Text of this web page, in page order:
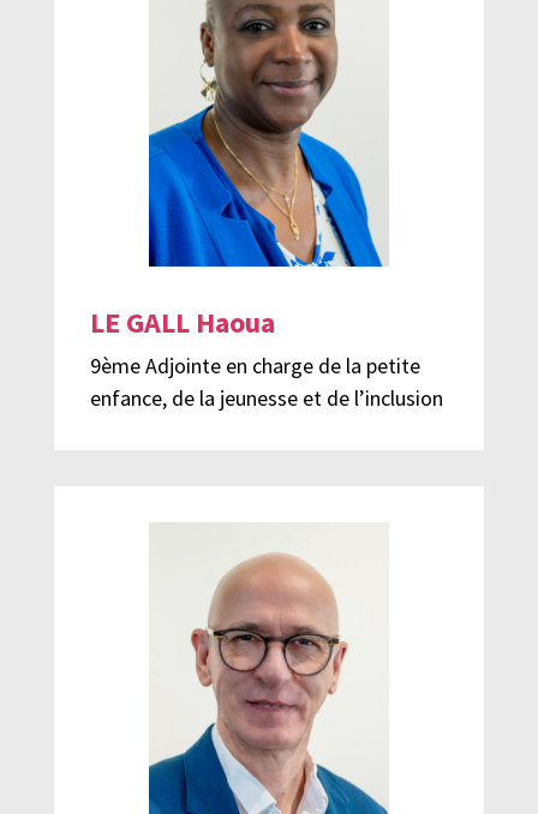
LE GALL Haoua
9ème Adjointe en charge de la petite
enfance, de la jeunesse et de l’inclusion